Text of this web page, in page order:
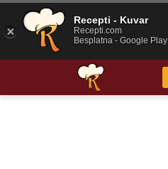
Recepti - Kuvar
Recepti.com
Besplatna - Google Play